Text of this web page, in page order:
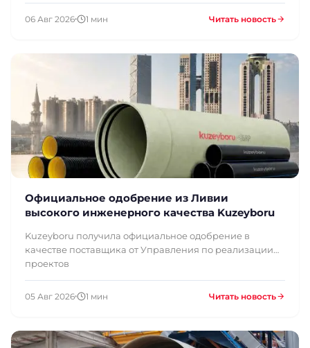
06 Авг 2026 1 мин Читать новость
Официальное одобрение из Ливии
высокого инженерного качества Kuzeyboru
Kuzeyboru получила официальное одобрение в
качестве поставщика от Управления по реализации
проектов
05 Авг 2026 1 мин Читать новость